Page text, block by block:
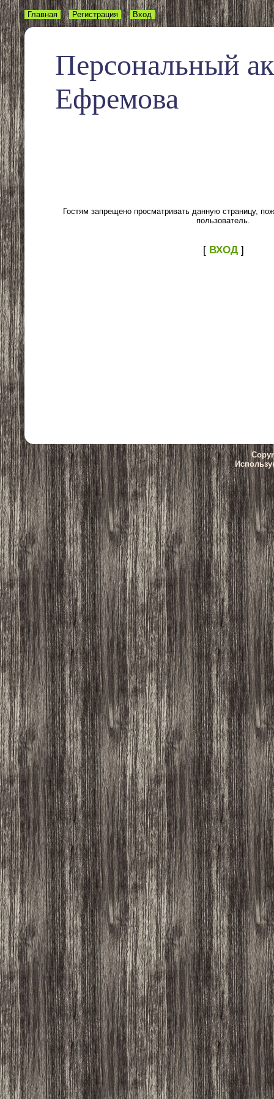
Персональный
Ефремова
Главная Регистрация Вход
Гостям запрещено просматривать данную страницу,
пользователь.
[ ВХОД]